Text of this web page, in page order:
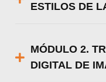
ESTILOS DE
MÓDULO 2.
DIGITAL DE